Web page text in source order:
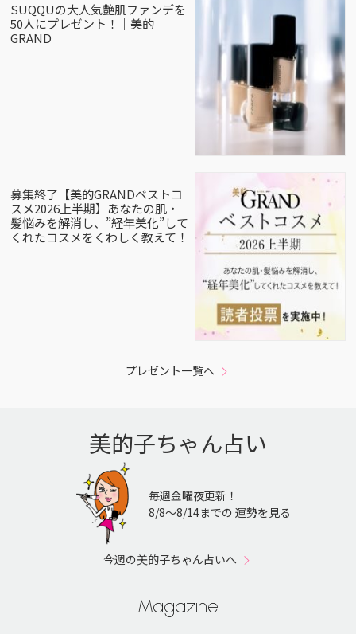
SUQQUの大人気艶肌ファンデを
50人にプレゼント！｜美的
GRAND
募集終了【美的GRANDベストコ
スメ2026上半期】あなたの肌・
髪悩みを解消し、”経年美化”して
くれたコスメをくわしく教えて！
プレゼント一覧へ
美的子ちゃん占い
毎週金曜夜更新！
8/8〜8/14までの 運勢を見る
今週の美的子ちゃん占いへ
Magazine